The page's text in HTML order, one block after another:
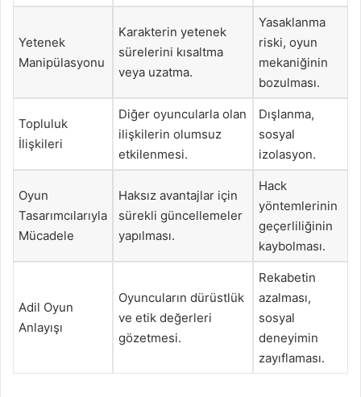
Yetenek
Manipülasyonu
Karakterin yetenek
sürelerini kısaltma
veya uzatma.
Yasaklanma
riski, oyun
mekaniğinin
bozulması.
Topluluk
İlişkileri
Diğer oyuncularla olan
ilişkilerin olumsuz
etkilenmesi.
Dışlanma,
sosyal
izolasyon.
Oyun
Tasarımcılarıyla
Mücadele
Haksız avantajlar için
sürekli güncellemeler
yapılması.
Hack
yöntemlerinin
geçerliliğinin
kaybolması.
Adil Oyun
Anlayışı
Oyuncuların dürüstlük
ve etik değerleri
gözetmesi.
Rekabetin
azalması,
sosyal
deneyimin
zayıflaması.